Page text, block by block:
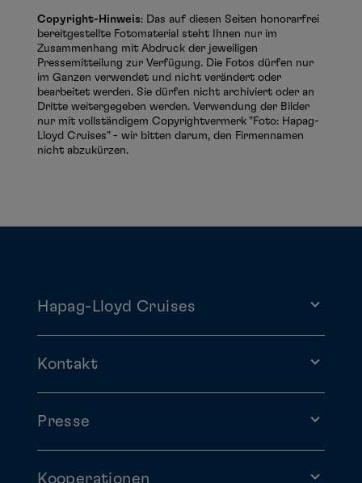
Copyright-Hinweis: Das auf diesen Seiten honorarfrei
bereitgestellte Fotomaterial steht Ihnen nur im
Zusammenhang mit Abdruck der jeweiligen
Pressemitteilung zur Verfügung. Die Fotos dürfen nur
im Ganzen verwendet und nicht verändert oder
bearbeitet werden. Sie dürfen nicht archiviert oder an
Dritte weitergegeben werden. Verwendung der Bilder
nur mit vollständigem Copyrightvermerk "Foto: Hapag-
Lloyd Cruises" - wir bitten darum, den Firmennamen
nicht abzukürzen.
Hapag-Lloyd Cruises
Kontakt
Presse
Kooperationen